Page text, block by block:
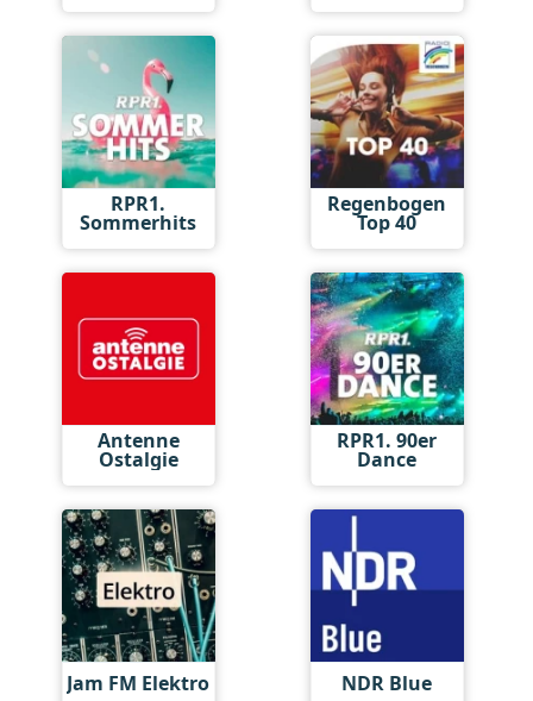
RPR1.
Sommerhits
Regenbogen
Top 40
Antenne
Ostalgie
RPR1. 90er
Dance
Jam FM Elektro NDR Blue